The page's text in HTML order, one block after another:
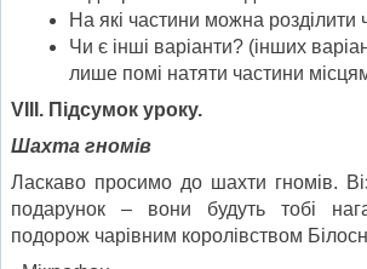
На які частини можна розділити
Чи є інші варіанти? (інших
лише помі натяти частини
VІІІ. Підсумок уроку.
Шахта гномів
Ласкаво просимо до шахти гномів.
подарунок – вони будуть тобі
подорож чарівним королівством